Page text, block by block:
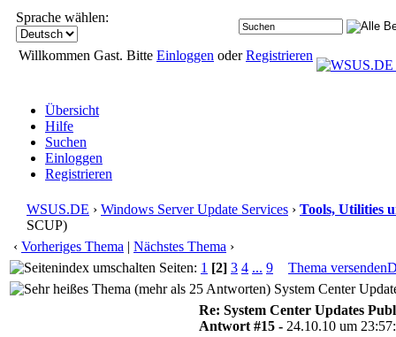
Sprache wählen:
Willkommen Gast. Bitte Einloggen oderRegistrieren
Übersicht
Hilfe
Suchen
Einloggen
Registrieren
WSUS.DE › Windows Server Update Services › Tools, Utilities
SCUP)
‹ Vorheriges Thema | Nächstes Thema ›
Seiten: 1 [2] 3 4 ... 9 Thema versenden
System Center
Re: System Center Updates
Antwort #15 - 24.10.10 um